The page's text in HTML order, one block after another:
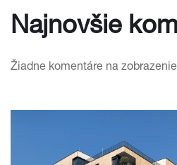
Najnovšie
Žiadne komentáre na